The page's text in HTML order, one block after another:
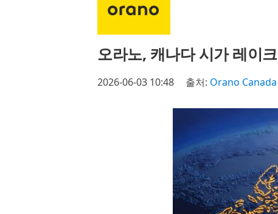
오라노, 캐나다 시가 레이
2026-06-03 10:48 출처: Orano Canada